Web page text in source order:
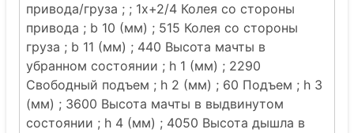
привода/груза ; ; 1x+2/4 Колея со стороны
привода ; b 10 (мм) ; 515 Колея со стороны
груза ; b 11 (мм) ; 440 Высота мачты в
убранном состоянии ; h 1 (мм) ; 2290
Свободный подъем ; h 2 (мм) ; 60 Подъем ; h 3
(мм) ; 3600 Высота мачты в выдвинутом
состоянии ; h 4 (мм) ; 4050 Высота дышла в